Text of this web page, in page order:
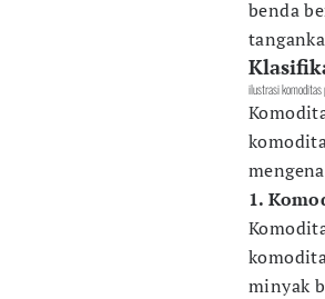
benda
ilustrasi komoditas
1.
minyak